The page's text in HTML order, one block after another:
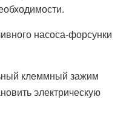
насоса-форсунки
клеммный зажим
электрическую